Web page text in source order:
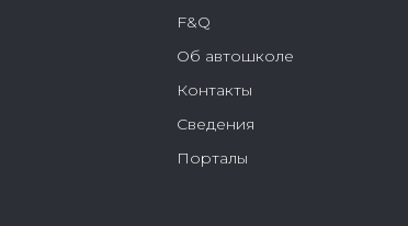
F&Q
Об автошколе
Контакты
Сведения
Порталы